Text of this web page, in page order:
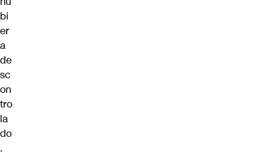
bi
er
a
de
sc
on
tro
la
do
.